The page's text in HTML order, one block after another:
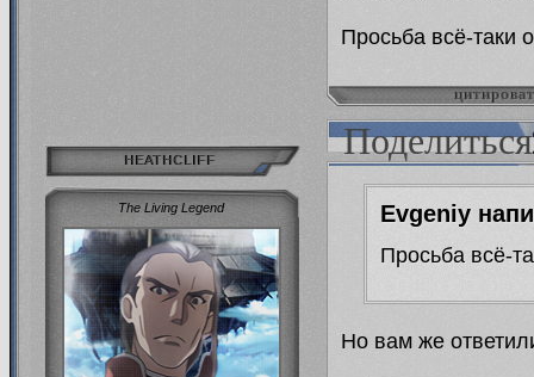
Просьба всё-таки
Поделиться
HEATHCLIFF
The Living Legend Evgeniy
Просьба всё-
Но вам же